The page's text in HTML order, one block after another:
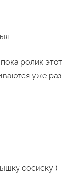
ролик этот
уже раз
сосиску ).